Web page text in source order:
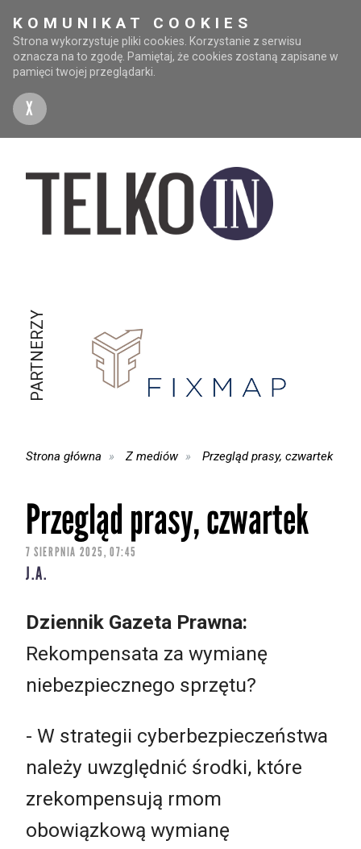
KOMUNIKAT COOKIES
Strona wykorzystuje pliki cookies. Korzystanie z serwisu
oznacza na to zgodę. Pamiętaj, że cookies zostaną zapisane w
pamięci twojej przeglądarki.
X
PARTNERZY
Strona główna Z mediów Przegląd prasy, czwartek
Przegląd prasy, czwartek
7 SIERPNIA 2025, 07:45
J.A.
Dziennik Gazeta Prawna:
Rekompensata za wymianę
niebezpiecznego sprzętu?
- W strategii cyberbezpieczeństwa
należy uwzględnić środki, które
zrekompensują rmom
obowiązkową wymianę